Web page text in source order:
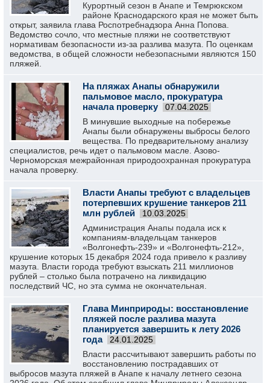
Курортный сезон в Анапе и Темрюкском
районе Краснодарского края не может быть
открыт, заявила глава Роспотребнадзора Анна Попова.
Ведомство сочло, что местные пляжи не соответствуют
нормативам безопасности из-за разлива мазута. По оценкам
ведомства, в общей сложности небезопасными являются 150
пляжей.
На пляжах Анапы обнаружили
пальмовое масло, прокуратура
начала проверку
07.04.2025
В минувшие выходные на побережье
Анапы были обнаружены выбросы белого
вещества. По предварительному анализу
специалистов, речь идет о пальмовом масле. Азово-
Черноморская межрайонная природоохранная прокуратура
начала проверку.
Власти Анапы требуют с владельцев
потерпевших крушение танкеров 211
млн рублей
10.03.2025
Администрация Анапы подала иск к
компаниям-владельцам танкеров
«Волгонефть-239» и «Волгонефть-212»,
крушение которых 15 декабря 2024 года привело к разливу
мазута. Власти города требуют взыскать 211 миллионов
рублей – столько была потрачено на ликвидацию
последствий ЧС, но эта сумма не окончательная.
Глава Минприроды: восстановление
пляжей после разлива мазута
планируется завершить к лету 2026
года
24.01.2025
Власти рассчитывают завершить работы по
восстановлению пострадавших от
выбросов мазута пляжей в Анапе к началу летнего сезона